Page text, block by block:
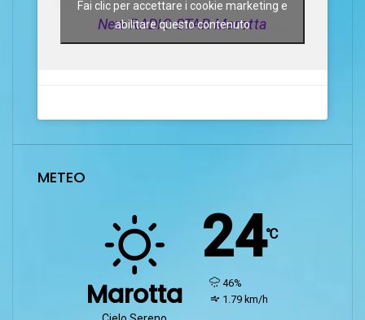
New RADIO STAR Marotta
Fai clic per accettare i cookie marketing e
abilitare questo contenuto
METEO
Marotta
24℃
humidity:
46%
wind:
1.79 km/h